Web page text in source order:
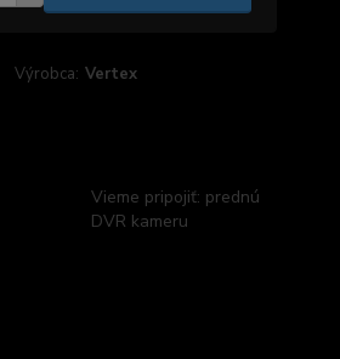
Výrobca: Vertex
Vieme pripojiť: prednú
DVR kameru